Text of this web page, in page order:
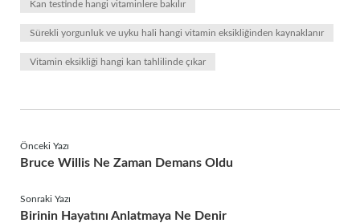
Kan testinde hangi vitaminlere bakılır
Sürekli yorgunluk ve uyku hali hangi vitamin eksikliğinden kaynaklanır
Vitamin eksikliği hangi kan tahlilinde çıkar
Önceki Yazı
Bruce Willis Ne Zaman Demans Oldu
Sonraki Yazı
Birinin Hayatını Anlatmaya Ne Denir